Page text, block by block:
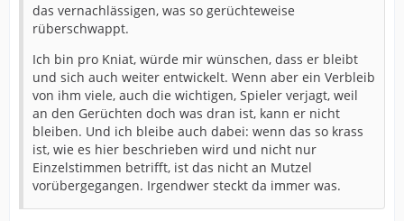
das vernachlässigen, was so gerüchteweise
rüberschwappt.
Ich bin pro Kniat, würde mir wünschen, dass er bleibt
und sich auch weiter entwickelt. Wenn aber ein Verbleib
von ihm viele, auch die wichtigen, Spieler verjagt, weil
an den Gerüchten doch was dran ist, kann er nicht
bleiben. Und ich bleibe auch dabei: wenn das so krass
ist, wie es hier beschrieben wird und nicht nur
Einzelstimmen betrifft, ist das nicht an Mutzel
vorübergegangen. Irgendwer steckt da immer was.